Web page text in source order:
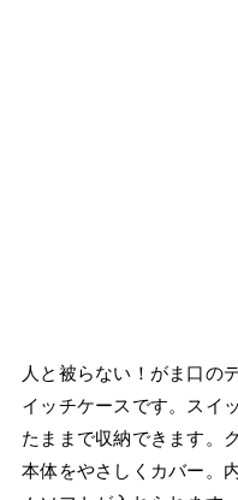
人と被らない！がま口の
イッチケースです。スイ
たままで収納できます。
本体をやさしくカバー。